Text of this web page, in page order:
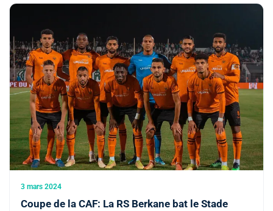
3 mars 2024
Coupe de la CAF: La RS Berkane bat le Stade